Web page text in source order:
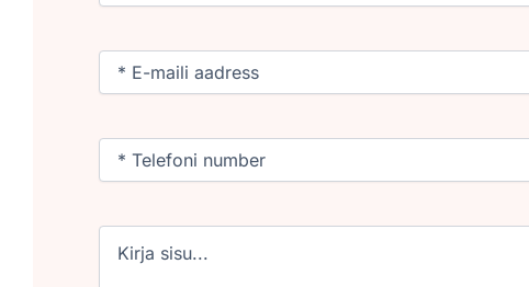
Email
Phone
Untitled